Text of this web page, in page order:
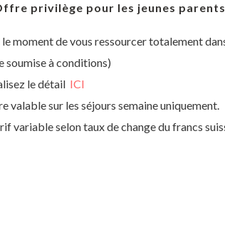
privilège pour les jeunes
le moment de vous ressourcer totalement
soumise à conditions)
le détail ICI
valable sur les séjours semaine uniquement.
variable selon taux de change du francs